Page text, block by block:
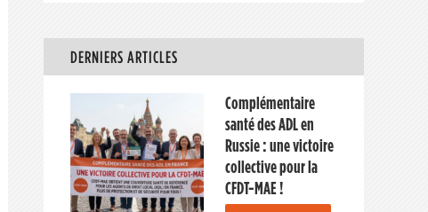
DERNIERS ARTICLES
Complémentaire
santé des ADL en
Russie : une victoire
collective pour la
CFDT-MAE !